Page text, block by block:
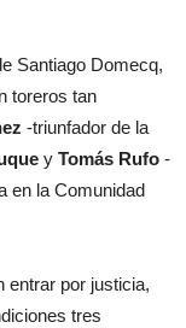
Santiago Domecq,
toreros tan
-triunfador de la
y Tomás Rufo -
en la Comunidad
entrar por justicia,
tres